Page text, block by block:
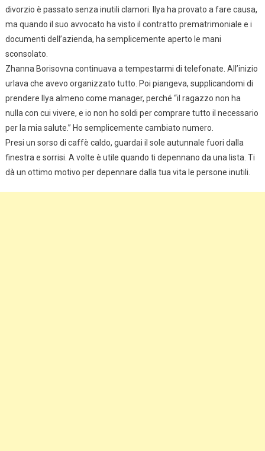
divorzio è passato senza inutili clamori. Ilya ha provato a fare causa,
ma quando il suo avvocato ha visto il contratto prematrimoniale e i
documenti dell’azienda, ha semplicemente aperto le mani
sconsolato.
Zhanna Borisovna continuava a tempestarmi di telefonate. All’inizio
urlava che avevo organizzato tutto. Poi piangeva, supplicandomi di
prendere Ilya almeno come manager, perché “il ragazzo non ha
nulla con cui vivere, e io non ho soldi per comprare tutto il necessario
per la mia salute.” Ho semplicemente cambiato numero.
Presi un sorso di caffè caldo, guardai il sole autunnale fuori dalla
finestra e sorrisi. A volte è utile quando ti depennano da una lista. Ti
dà un ottimo motivo per depennare dalla tua vita le persone inutili.